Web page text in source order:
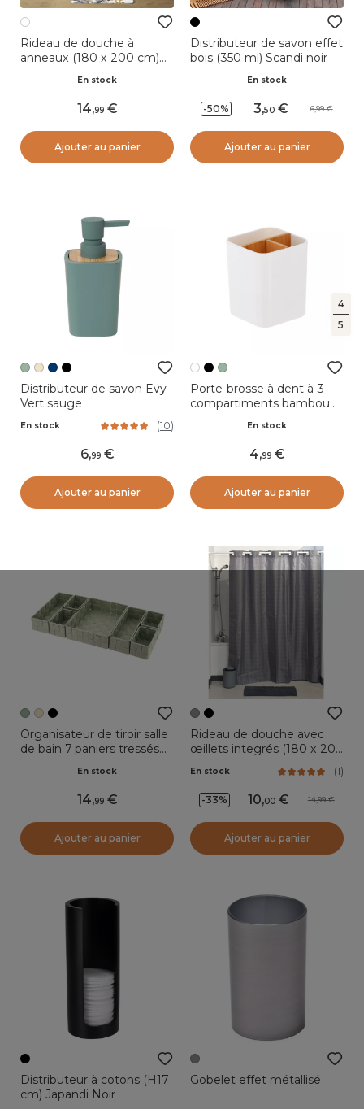
Rideau de douche à
anneaux (180 x 200 cm)
En stock
14,99
Ajouter au panier
Distributeur de savon effet
bois (350 ml) Scandi noir
En stock
-50% 3,50 6,99
Ajouter au panier
Distributeur de savon Evy
Vert sauge
En stock (10)
6,99
Ajouter au panier
Porte-brosse à dent à 3
compartiments bambou
En stock
4,99
Ajouter au panier
Organisateur de tiroir salle
de bain 7 paniers tressés
En stock
14,99
Ajouter au panier
Rideau de douche avec
œillets integrés (180 x 200
En stock (1)
-33% 10,00 14,99
Ajouter au panier
Distributeur à cotons (H17
cm) Japandi Noir
Gobelet effet métallisé
4
5